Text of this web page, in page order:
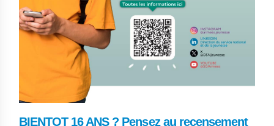
BIENTOT 16 ANS ? Pensez au recensement